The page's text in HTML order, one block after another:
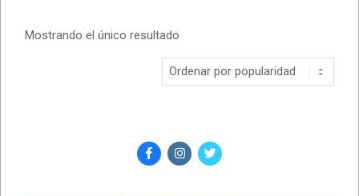
Mostrando el único resultado